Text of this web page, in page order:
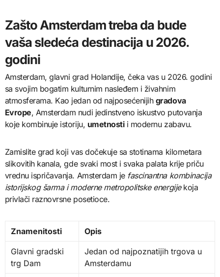
Zašto Amsterdam treba da bude
vaša sledeća destinacija u 2026.
godini
Amsterdam, glavni grad Holandije, čeka vas u 2026. godini
sa svojim bogatim kulturnim nasleđem i živahnim
atmosferama. Kao jedan od najposećenijih gradova
Evrope, Amsterdam nudi jedinstveno iskustvo putovanja
koje kombinuje istoriju, umetnostii modernu zabavu.
Zamislite grad koji vas dočekuje sa stotinama kilometara
slikovitih kanala, gde svaki most i svaka palata krije priču
vrednu ispričavanja. Amsterdam je fascinantna kombinacija
istorijskog šarma i moderne metropolitske energijekoja
privlači raznovrsne posetioce.
Znamenitosti Opis
Glavni gradski
trg Dam
Jedan od najpoznatijih trgova u
Amsterdamu